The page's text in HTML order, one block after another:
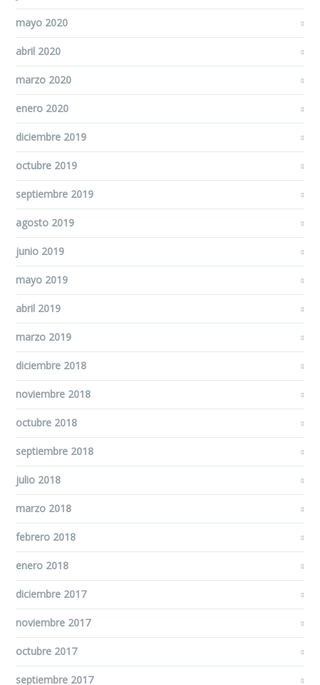
mayo 2020
abril 2020
marzo 2020
enero 2020
diciembre 2019
octubre 2019
septiembre 2019
agosto 2019
junio 2019
mayo 2019
abril 2019
marzo 2019
diciembre 2018
noviembre 2018
octubre 2018
septiembre 2018
julio 2018
marzo 2018
febrero 2018
enero 2018
diciembre 2017
noviembre 2017
octubre 2017
septiembre 2017